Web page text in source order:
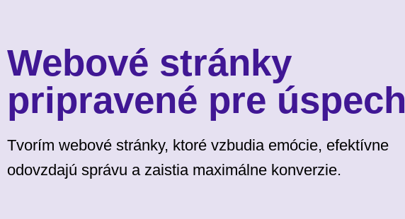
Webové stránky
pripravené pre úspech
Tvorím webové stránky, ktoré vzbudia emócie, efektívne
odovzdajú správu a zaistia maximálne konverzie.